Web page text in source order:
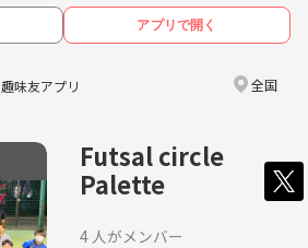
アプリで開く
趣味友アプリ 全国
Futsal circle
Palette
4 人がメンバー